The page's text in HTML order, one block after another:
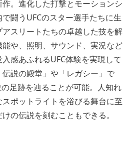
。進化した打撃とモーションシ
闘うUFCのスター選手たちに生
スリートたちの卓越した技を解
や、照明、サウンド、実況など
感あふれるUFC体験を実現して
説の殿堂」や「レガシー」で
足跡を辿ることが可能。人知れ
ポットライトを浴びる舞台に至
の伝説を刻むこともできる。